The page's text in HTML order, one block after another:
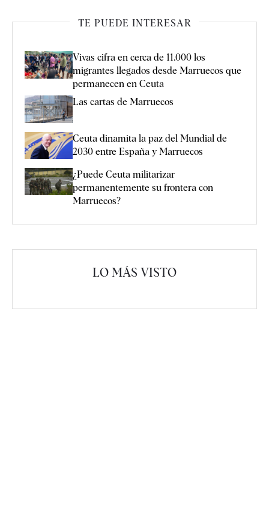
TE PUEDE INTERESAR
Vivas cifra en cerca de 11.000 los
migrantes llegados desde Marruecos que
permanecen en Ceuta
Las cartas de Marruecos
Ceuta dinamita la paz del Mundial de
2030 entre España y Marruecos
¿Puede Ceuta militarizar
permanentemente su frontera con
Marruecos?
LO MÁS VISTO